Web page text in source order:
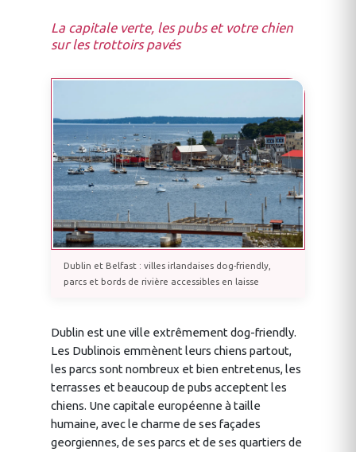
La capitale verte, les pubs et votre chien
sur les trottoirs pavés
Dublin et Belfast : villes irlandaises dog-friendly,
parcs et bords de rivière accessibles en laisse
Dublin est une ville extrêmement dog-friendly.
Les Dublinois emmènent leurs chiens partout,
les parcs sont nombreux et bien entretenus, les
terrasses et beaucoup de pubs acceptent les
chiens. Une capitale européenne à taille
humaine, avec le charme de ses façades
georgiennes, de ses parcs et de ses quartiers de